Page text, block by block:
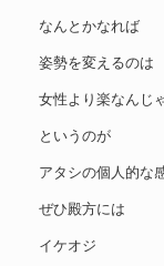
なんとかなれば
姿勢を変えるのは
女性より楽なんじ
というのが
アタシの個人的な
ぜひ殿方には
イケオジ